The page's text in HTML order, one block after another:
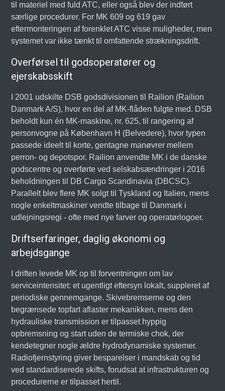
til materiel med fuld ATC, eller også blev der indført
særlige procedurer. For MK 609 og 619 gav
eftermonteringen af forenklet ATC visse muligheder, men
systemet var ikke tænkt til omfattende strækningsdrift.
Overførsel til godsoperatører og
ejerskabsskift
I 2001 udskilte DSB godsdivisionen til Railion (Railion
Danmark A/S), hvor en del af MK-flåden fulgte med. DSB
beholdt kun én MK-maskine, nr. 625, til rangering af
personvogne på København H (Belvedere), hvor typen
passede ideelt til korte, gentagne manøvrer mellem
perron- og depotspor. Railion anvendte MK i de danske
godscentre og overførte ved selskabsændringer i 2016
beholdningen til DB Cargo Scandinavia (DBCSC).
Parallelt blev flere MK solgt til Tyskland og Italien, mens
nogle enkeltmaskiner vendte tilbage til Danmark i
udlejningsregi - ofte med nye farver og operatørlogoer.
Driftserfaringer, daglig økonomi og
arbejdsgange
I driften levede MK op til forventningen om lav
serviceintensitet: et ugentligt eftersyn lokalt, suppleret af
periodiske gennemgange. Skivebremserne og den
begrænsede topfart aflaster mekanikken, mens den
hydrauliske transmission er tilpasset hyppig
opbremsning og start uden de termiske chok, der
kendetegner nogle ældre hydrodynamiske systemer.
Radiofjernstyring giver besparelser i mandskab og tid
ved standardiserede skifts, forudsat at infrastrukturen og
procedurerne er tilpasset hertil.